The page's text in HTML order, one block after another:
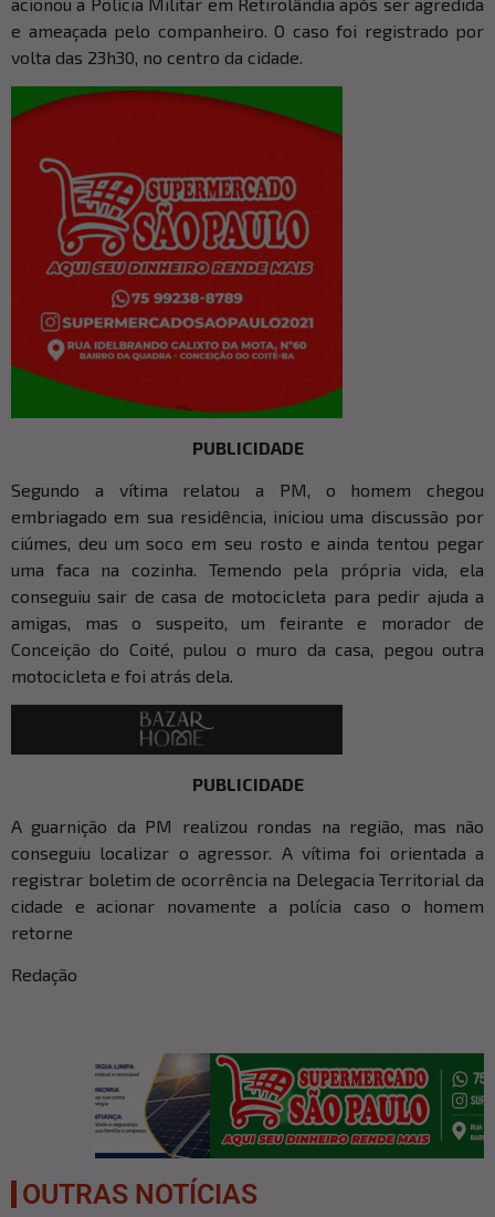
e ameaçada pelo companheiro. O caso foi registrado por
volta das 23h30, no centro da cidade.
PUBLICIDADE
Segundo a vítima relatou a PM, o homem chegou
embriagado em sua residência, iniciou uma discussão por
ciúmes, deu um soco em seu rosto e ainda tentou pegar
uma faca na cozinha. Temendo pela própria vida, ela
conseguiu sair de casa de motocicleta para pedir ajuda a
amigas, mas o suspeito, um feirante e morador de
Conceição do Coité, pulou o muro da casa, pegou outra
motocicleta e foi atrás dela.
PUBLICIDADE
A guarnição da PM realizou rondas na região, mas não
conseguiu localizar o agressor. A vítima foi orientada a
registrar boletim de ocorrência na Delegacia Territorial da
cidade e acionar novamente a polícia caso o homem
retorne
Redação
OUTRAS NOTÍCIAS